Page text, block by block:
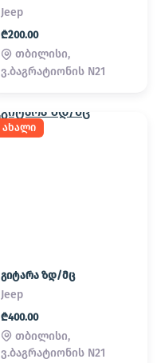
Jeep
₾200.00
თბილისი,
ვ.ბაგრატიონის N21
ახალი
გიტარა ზდ/მც
Jeep
₾400.00
თბილისი,
ვ.ბაგრატიონის N21